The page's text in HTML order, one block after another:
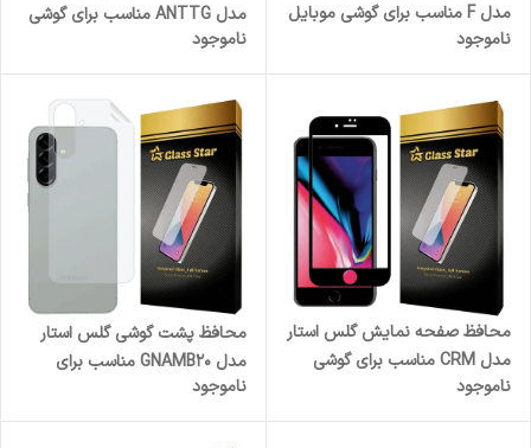
مدل F مناسب برای گوشی موبایل
شیائومی Mi A3
ناموجود
مدل ANTTG مناسب برای گوشی
موبایل شیائومی Redmi A3
ناموجود
محافظ صفحه نمایش گلس استار
مدل CRM مناسب برای گوشی
موبایل اپل iPhone 7 Plus
ناموجود
محافظ پشت گوشی گلس استار
مدل GNAMB20 مناسب برای
A56
ناموجود